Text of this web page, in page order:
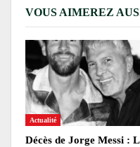
VOUS AIMEREZ
Actualité
Décès de Jorge Messi :